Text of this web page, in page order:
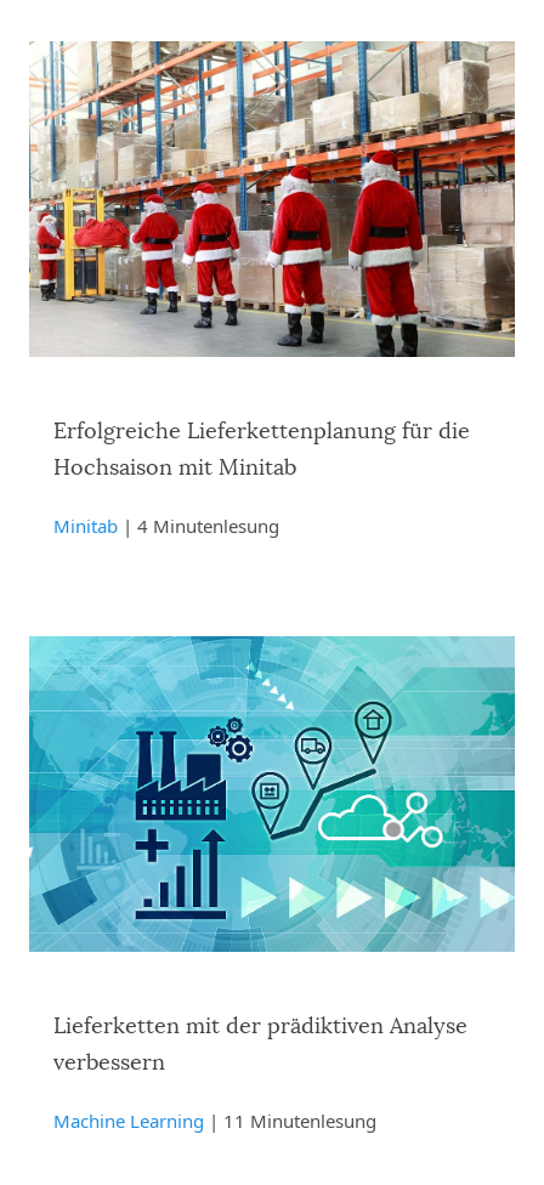
Erfolgreiche Lieferkettenplanung für die
Hochsaison mit Minitab
Minitab | 4 Minutenlesung
Lieferketten mit der prädiktiven Analyse
verbessern
Machine Learning | 11 Minutenlesung